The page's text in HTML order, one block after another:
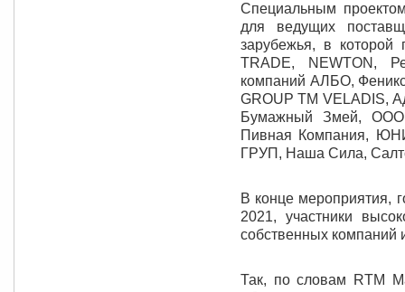
Специальным
для ведущих
зарубежья, в которой
TRADE, NEWTON,
компаний АЛБО,
GROUP ТМ VELADIS,
Бумажный Змей, ООО
Пивная Компания,
ГРУП, Наша Сила,
В конце мероприятия,
2021, участники
собственных компаний
Так, по словам RTM